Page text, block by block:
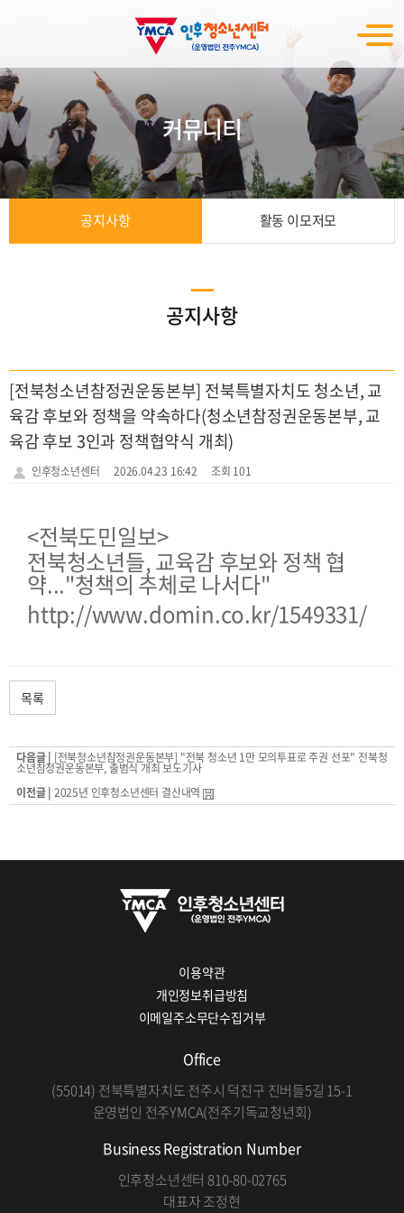
커뮤니티
공지사항 활동 이모저모
공지사항
[전북청소년참정권운동본부] 전북특별자치도 청소년, 교
육감 후보와 정책을 약속하다(청소년참정권운동본부, 교
육감 후보 3인과 정책협약식 개최)
인후청소년센터 2026.04.23 16:42 조회 101
<전북도민일보>
전북청소년들, 교육감 후보와 정책 협
약..."청책의 추체로 나서다"
http://www.domin.co.kr/1549331/
목록
다음글 | [전북청소년참정권운동본부] "전북 청소년 1만 모의투표로 주권 선포" 전북청
소년참정권운동본부, 출범식 개최 보도기사
이전글 | 2025년 인후청소년센터 결산내역
이용약관
개인정보취급방침
이메일주소무단수집거부
Office
(55014) 전북특별자치도 전주시 덕진구 진버들5길 15-1
운영법인 전주YMCA(전주기독교청년회)
Business Registration Number
인후청소년센터 810-80-02765
대표자 조정현